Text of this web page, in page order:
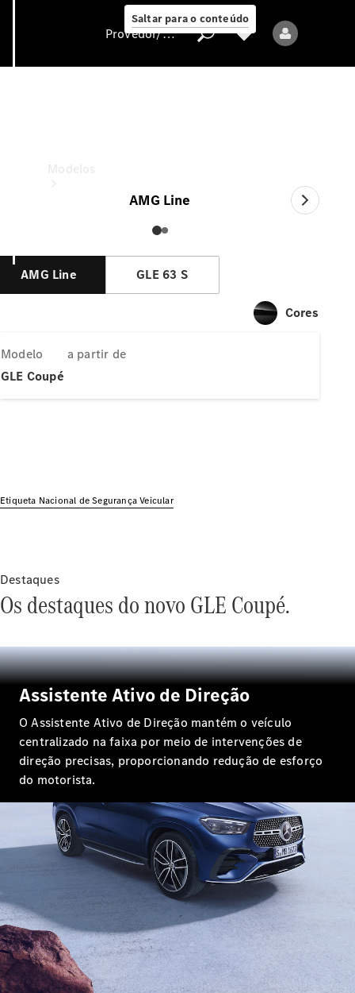
Saltar para o conteúdo
Todos os modelos
Modelos híbridos plug-in
Sedans
Todos os
EQE
Sedan
Classe E
Classe S
Sedan
Longo
Configurador
Test drive
Showroom
Online
Todos os
SUVs
EQB
Elétrico
GLA
GLB
GLC
Provedor/proteção de dados
AMG Line
AMG Line GLE 63 S
Cores
Modelo
GLE Coupé
a partir de
Etiqueta Nacional de Segurança Veicular
Destaques
Os destaques do novo GLE Coupé.
Assistente Ativo de Direção
O Assistente Ativo de Direção mantém o veículo
centralizado na faixa por meio de intervenções de
direção precisas, proporcionando redução de esforço
do motorista.